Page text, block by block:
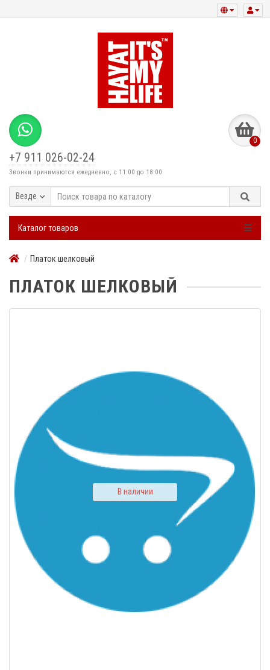
+7 911 026-02-24
Звонки принимаются ежедневно, с 11:00 до 18:00
0
Везде
Каталог товаров
Платок шелковый
ПЛАТОК ШЕЛКОВЫЙ
В наличии